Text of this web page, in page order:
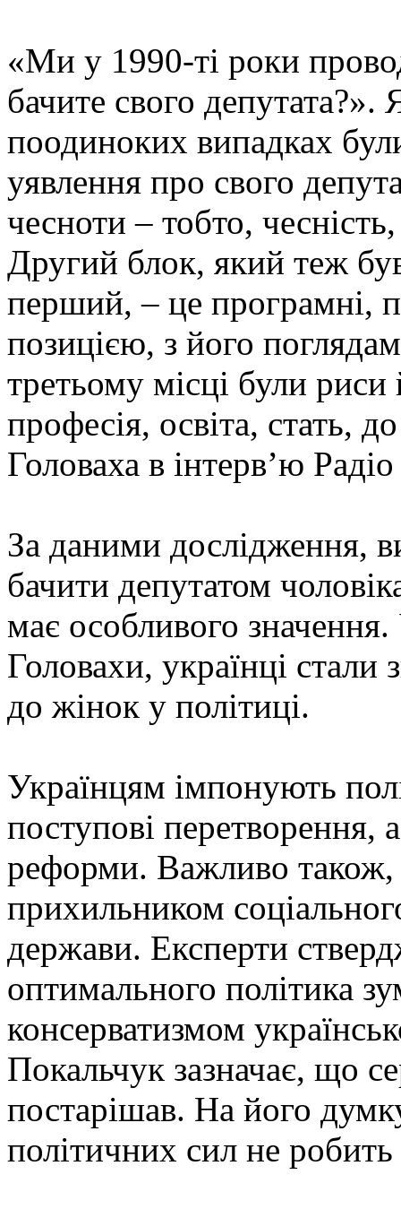
«Ми у 1990-ті роки
бачите свого
поодиноких випадках
уявлення про свого
чесноти – тобто,
Другий блок, який теж
перший, – це програмні,
позицією, з його
третьому місці були
професія, освіта, стать,
Головаха в інтерв’ю
За даними дослідження,
бачити депутатом
має особливого
Головахи, українці стали
до жінок у політиці.
Українцям імпонують
поступові перетворення,
реформи. Важливо також,
прихильником
держави. Експерти
оптимального політика
консерватизмом
Покальчук зазначає, що
постарішав. На його
політичних сил не